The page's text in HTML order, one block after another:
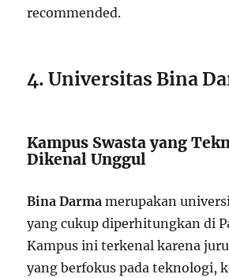
recommended.
4. Universitas Bina
Kampus Swasta yang
Dikenal Unggul
Bina Darma merupakan
yang cukup diperhitungkan di
Kampus ini terkenal karena
yang berfokus pada teknologi,